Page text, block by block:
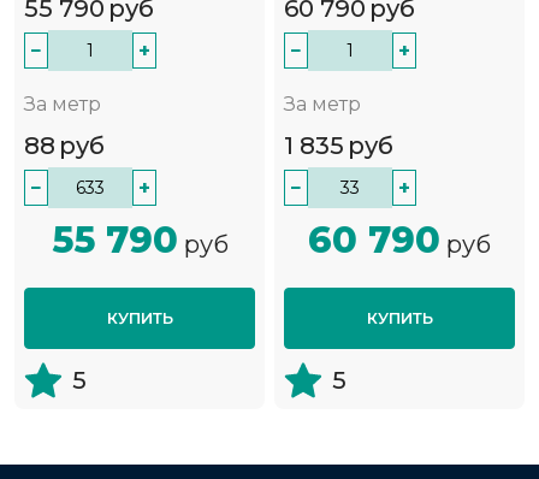
55 790 руб
− +
За метр
88 руб
− +
55 790 руб
КУПИТЬ
5
60 790 руб
− +
За метр
1 835 руб
− +
60 790 руб
КУПИТЬ
5